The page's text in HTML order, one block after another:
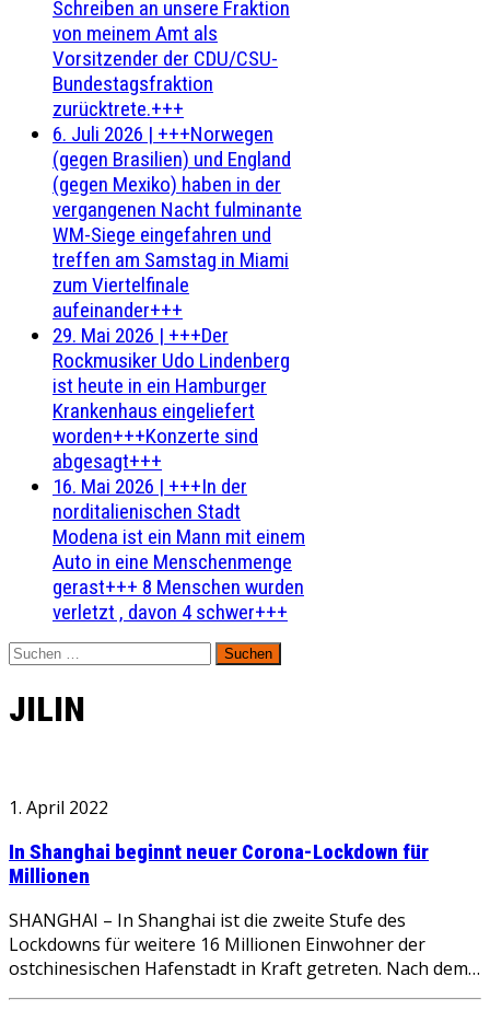
Schreiben an unsere Fraktion
von meinem Amt als
Vorsitzender der CDU/CSU-
Bundestagsfraktion
zurücktrete.+++
6. Juli 2026 | +++Norwegen
(gegen Brasilien) und England
(gegen Mexiko) haben in der
vergangenen Nacht fulminante
WM-Siege eingefahren und
treffen am Samstag in Miami
zum Viertelfinale
aufeinander+++
29. Mai 2026 | +++Der
Rockmusiker Udo Lindenberg
ist heute in ein Hamburger
Krankenhaus eingeliefert
worden+++Konzerte sind
abgesagt+++
16. Mai 2026 | +++In der
norditalienischen Stadt
Modena ist ein Mann mit einem
Auto in eine Menschenmenge
gerast+++ 8 Menschen wurden
verletzt , davon 4 schwer+++
Suchen
nach:
JILIN
1. April 2022
In Shanghai beginnt neuer Corona-Lockdown für
Millionen
SHANGHAI – In Shanghai ist die zweite Stufe des
Lockdowns für weitere 16 Millionen Einwohner der
ostchinesischen Hafenstadt in Kraft getreten. Nach dem…